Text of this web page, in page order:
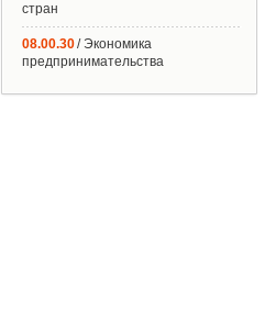
стран
08.00.30/ Экономика
предпринимательства